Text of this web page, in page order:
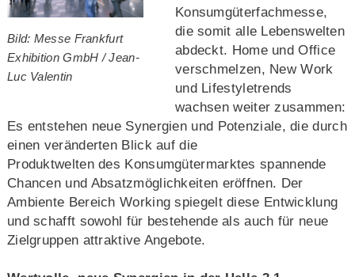
Bild: Messe Frankfurt
Exhibition GmbH / Jean-
Luc Valentin
Konsumgüterfachmesse,
die somit alle Lebenswelten
abdeckt. Home und Office
verschmelzen, New Work
und Lifestyletrends
wachsen weiter zusammen:
Es entstehen neue Synergien und Potenziale, die durch
einen veränderten Blick auf die
Produktwelten des Konsumgütermarktes spannende
Chancen und Absatzmöglichkeiten eröffnen. Der
Ambiente Bereich Working spiegelt diese Entwicklung
und schafft sowohl für bestehende als auch für neue
Zielgruppen attraktive Angebote.